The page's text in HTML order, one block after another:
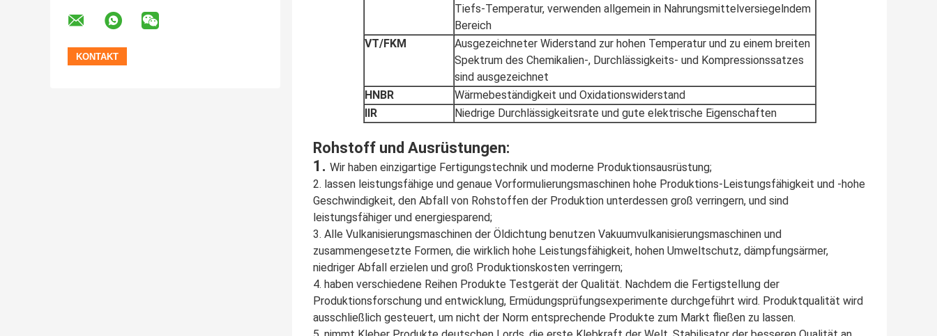
Tiefs-Temperatur, verwenden allgemein in Nahrungsmittelversiegelndem
Bereich
VT/FKM
Ausgezeichneter Widerstand zur hohen Temperatur und zu einem breiten
Spektrum des Chemikalien-, Durchlässigkeits- und Kompressionssatzes
sind ausgezeichnet
HNBR
Wärmebeständigkeit und Oxidationswiderstand
IIR
Niedrige Durchlässigkeitsrate und gute elektrische Eigenschaften
Rohstoff und Ausrüstungen:
1. Wir haben einzigartige Fertigungstechnik und moderne Produktionsausrüstung;
2. lassen leistungsfähige und genaue Vorformulierungsmaschinen hohe Produktions-Leistungsfähigkeit und -hohe
Geschwindigkeit, den Abfall von Rohstoffen der Produktion unterdessen groß verringern, und sind
leistungsfähiger und energiesparend;
3. Alle Vulkanisierungsmaschinen der Öldichtung benutzen Vakuumvulkanisierungsmaschinen und
zusammengesetzte Formen, die wirklich hohe Leistungsfähigkeit, hohen Umweltschutz, dämpfungsärmer,
niedriger Abfall erzielen und groß Produktionskosten verringern;
4. haben verschiedene Reihen Produkte Testgerät der Qualität. Nachdem die Fertigstellung der
Produktionsforschung und entwicklung, Ermüdungsprüfungsexperimente durchgeführt wird. Produktqualität wird
ausschließlich gesteuert, um nicht der Norm entsprechende Produkte zum Markt fließen zu lassen.